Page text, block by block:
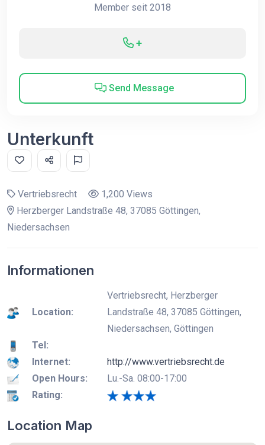
Member seit 2018
+
Send Message
Unterkunft
Vertriebsrecht
1,200 Views
Herzberger Landstraße 48, 37085 Göttingen,
Niedersachsen
Informationen
Location:
Vertriebsrecht, Herzberger
Landstraße 48, 37085 Göttingen,
Niedersachsen, Göttingen
Tel:
Internet:
http://www.vertriebsrecht.de
Open Hours:
Lu.-Sa. 08:00-17:00
Rating:
Location Map